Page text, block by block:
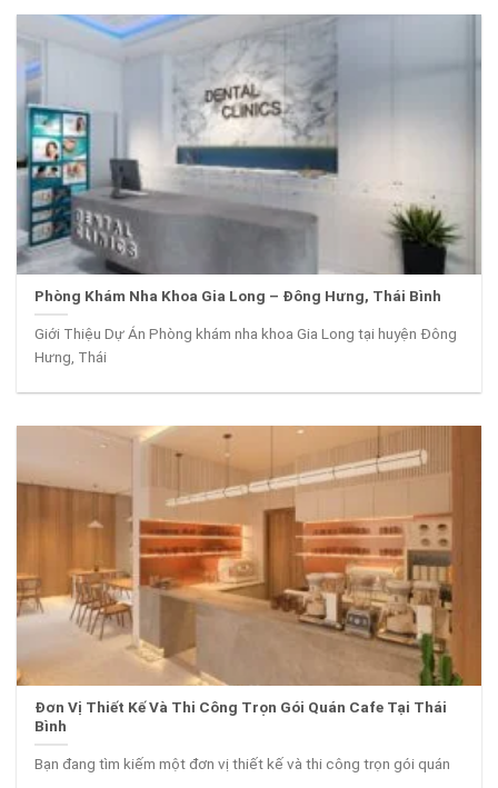
Phòng Khám Nha Khoa Gia Long – Đông Hưng, Thái Bình
Giới Thiệu Dự Án Phòng khám nha khoa Gia Long tại huyện Đông
Hưng, Thái
Đơn Vị Thiết Kế Và Thi Công Trọn Gói Quán Cafe Tại Thái
Bình
Bạn đang tìm kiếm một đơn vị thiết kế và thi công trọn gói quán